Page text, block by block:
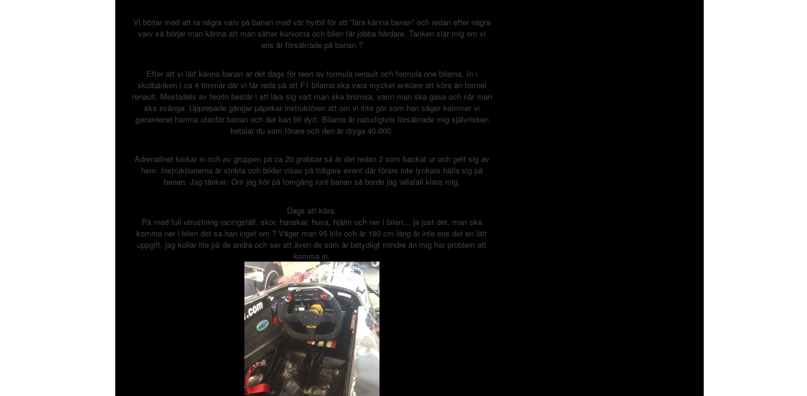
Vi börjar med att ta några varv på banan med vår hyrbil för att ”lära känna banan” och redan efter några
varv så börjar man känna att man sätter kurvorna och bilen får jobba hårdare. Tanken slår mig om vi
ens är försäkrade på banan ?
Efter att vi lärt känna banan är det dags för teori av formula renault och formula one bilarna. In i
skolbänken i ca 4 timmar där vi får reda på att F1 bilarna ska vara mycket enklare att köra än formel
renault. Mestadels av teorin består i att lära sig vart man ska bromsa, varm man ska gasa och när man
ska svänga. Upprepade gånger påpekar instruktören att om vi inte gör som han säger kommer vi
garanterat hamna utanför banan och det kan bli dyrt. Bilarna är naturligtvis försäkrade mig självrisken
betalar du som förare och den är dryga 40.000.
Adrenalinet kickar in och av gruppen på ca 20 grabbar så är det redan 2 som backat ur och gett sig av
hem. Instruktionerna är strikta och bilder visas på tidigare event där förare inte lyckats hålla sig på
banan. Jag tänker: Om jag kör på tomgång runt banan så borde jag iallafall klara mig.
Dags att köra.
På med full utrustning racingställ, skor, hanskar, huva, hjälm och ner i bilen… ja just det, man ska
komma ner i bilen det sa han inget om ? Väger man 95 kilo och är 190 cm lång är inte ens det en lätt
uppgift. jag kollar lite på de andra och ser att även de som är betydligt mindre än mig har problem att
komma in.